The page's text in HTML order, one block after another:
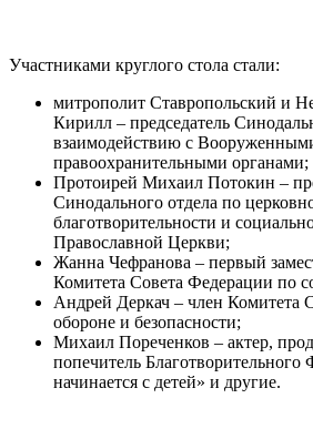
Участниками круглого стола стали:
митрополит Ставропольский и
Кирилл – председатель
взаимодействию с
правоохранительными органами;
Протоирей Михаил Потокин –
Синодального отдела по
благотворительности и
Православной Церкви;
Жанна Чефранова – первый
Комитета Совета Федерации по
Андрей Деркач – член Комитета
обороне и безопасности;
Михаил Пореченков – актер,
попечитель
начинается с детей» и другие.